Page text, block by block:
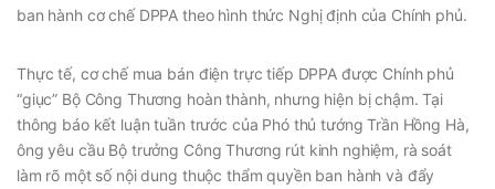
ban hành cơ chế DPPA theo hình thức Nghị định của Chính phủ.
Thực tế, cơ chế mua bán điện trực tiếp DPPA được Chính phủ
“giục” Bộ Công Thương hoàn thành, nhưng hiện bị chậm. Tại
thông báo kết luận tuần trước của Phó thủ tướng Trần Hồng Hà,
ông yêu cầu Bộ trưởng Công Thương rút kinh nghiệm, rà soát
làm rõ một số nội dung thuộc thẩm quyền ban hành và đẩy